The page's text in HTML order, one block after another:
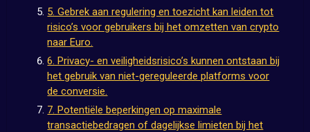
5. Gebrek aan regulering en toezicht kan leiden tot
risico’s voor gebruikers bij het omzetten van crypto
naar Euro.
6. Privacy- en veiligheidsrisico’s kunnen ontstaan bij
het gebruik van niet-gereguleerde platforms voor
de conversie.
7. Potentiële beperkingen op maximale
transactiebedragen of dagelijkse limieten bij het